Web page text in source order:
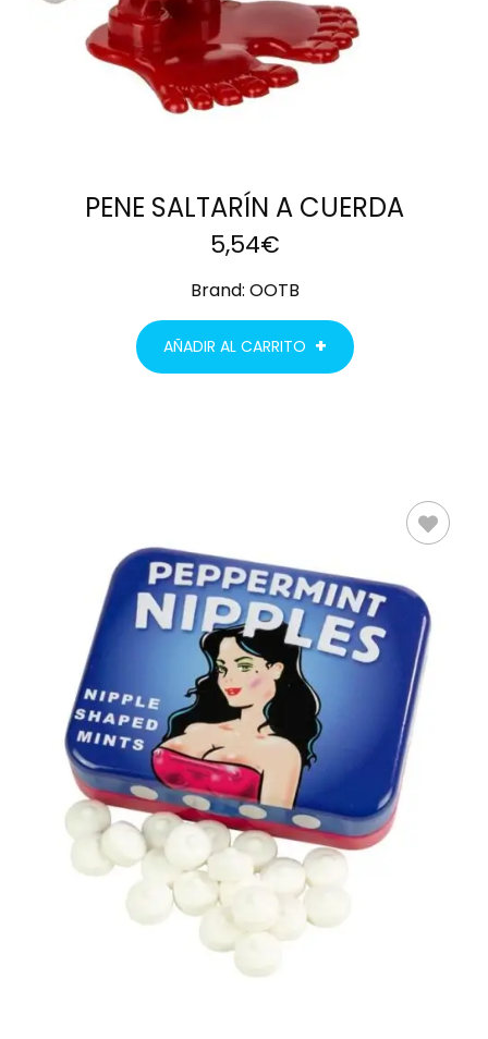
PENE SALTARÍN A CUERDA
5,54€
Brand: OOTB
AÑADIR AL CARRITO
AÑADIR AL
CARRITO